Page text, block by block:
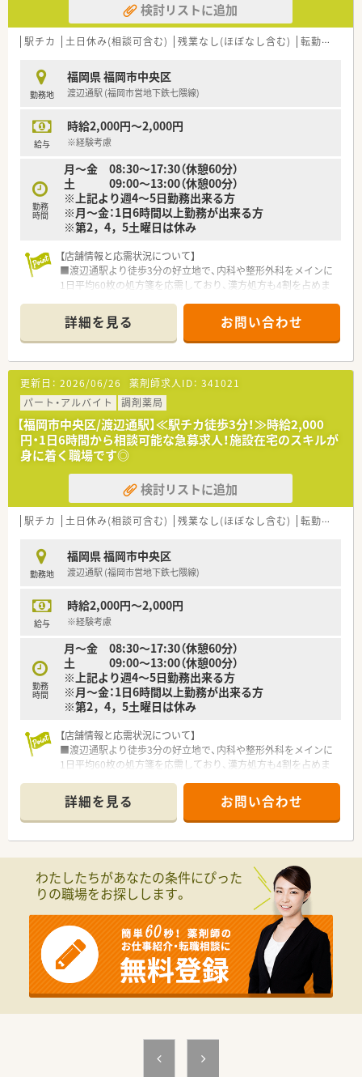
検討リストに追加
駅チカ 土日休み(相談可含む) 残業なし(ほぼなし含む) 転勤なし
勤務地
福岡県 福岡市中央区
渡辺通駅 (福岡市営地下鉄七隈線)
給与
時給2,000円～2,000円
※経験考慮
勤務
時間
月～金 08:30～17:30（休憩60分）
土 09:00～13:00（休憩00分）
※上記より週4～5日勤務出来る方
※月～金：1日6時間以上勤務が出来る方
※第2，4，5土曜日は休み
【店舗情報と応需状況について】
■渡辺通駅より徒歩3分の好立地で、内科や整形外科をメインに
1日平均60枚の処方箋を応需しており、漢方処方も4割を占めま
■薬剤師は5名、事務は3名体制で運営されており、30代の温和な
管理薬剤師を中心に20代から50代まで幅広く在籍しています。
■施設在宅業務の割合が4割と高く、現在は計94名の対応を行っ
ており、今後は新設された有料老人ホームの対応も予定していま
す。
【募集背景と求める人物像について】
■産休代替での募集で、期間限定の勤務となります。すぐにでも
勤務を開始できる経験豊富な方を求めています。
■調剤薬局での実務経験が最低3年以上ある方を対象としてお
り、50代まで検討可能ですが、特に40代までの方は大歓迎です。
■漢方処方の調剤や施設在宅業務に積極的に取り組める方で、周
囲と協力しながら円滑に業務を進められる協調性のある方を募
集します。
【職場環境と雰囲気】
■30代の温和で丁寧な人柄の管理薬剤師が率いる、20代から50
代までが和気あいあいと働くアットホームで明るい職場環境で
■家庭と仕事を両立させているスタッフが多く在籍しており、急
な休みやシフトの変更についても互いに協力し合える理解があ
■応需元の病院関係者とのコミュニケーションも円滑で、チーム
医療の一員として誇りを持って働ける風通しの良い雰囲気が魅
力です。
詳細を見る お問い合わせ
更新日： 2026/06/26 薬剤師求人ID： 341021
パート・アルバイト
調剤薬局
【福岡市中央区/渡辺通駅】≪駅チカ徒歩3分！≫時給2,000
円・1日6時間から相談可能な急募求人！施設在宅のスキルが
身に着く職場です◎
検討リストに追加
駅チカ 土日休み(相談可含む) 残業なし(ほぼなし含む) 転勤なし
勤務地
福岡県 福岡市中央区
渡辺通駅 (福岡市営地下鉄七隈線)
給与
時給2,000円～2,000円
※経験考慮
勤務
時間
月～金 08:30～17:30（休憩60分）
土 09:00～13:00（休憩00分）
※上記より週4～5日勤務出来る方
※月～金：1日6時間以上勤務が出来る方
※第2，4，5土曜日は休み
【店舗情報と応需状況について】
■渡辺通駅より徒歩3分の好立地で、内科や整形外科をメインに
1日平均60枚の処方箋を応需しており、漢方処方も4割を占めま
■薬剤師は5名、事務は3名体制で運営されており、30代の温和な
管理薬剤師を中心に20代から50代まで幅広く在籍しています。
■施設在宅業務の割合が4割と高く、現在は計94名の対応を行っ
ており、今後は新設された有料老人ホームの対応も予定していま
【募集背景と求める人物像について】
■産休代替での募集で、期間限定の勤務となります。すぐにでも
勤務を開始できる経験豊富な方を求めています。
■調剤薬局での実務経験が最低3年以上ある方を対象としてお
り、50代まで検討可能ですが、特に40代までの方は大歓迎です。
■漢方処方の調剤や施設在宅業務に積極的に取り組める方で、周
囲と協力しながら円滑に業務を進められる協調性のある方を募
集します。
■30代の温和で丁寧な人柄の管理薬剤師が率いる、20代から50
代までが和気あいあいと働くアットホームで明るい職場環境で
詳細を見る お問い合わせ
わたしたちがあなたの条件にぴった
りの職場をお探しします。